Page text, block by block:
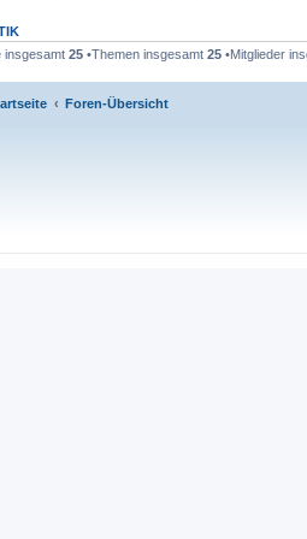
insgesamt 25 •Themen insgesamt 25 •Mitglieder
Foren-Übersicht